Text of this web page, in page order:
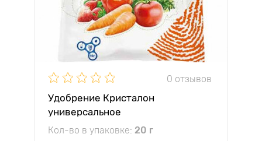
0 отзывов
Удобрение Кристалон
универсальное
Кол-во в упаковке: 20 г